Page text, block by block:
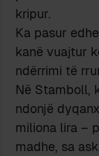
kripur.
Ka pasur
kanë vuajtur
ndërrimi të
Në Stamboll,
ndonjë
miliona lira –
madhe, sa